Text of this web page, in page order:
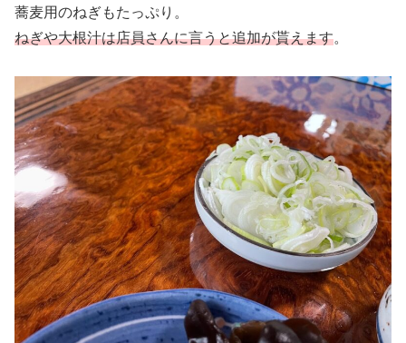
蕎麦用のねぎもたっぷり。
ねぎや大根汁は店員さんに言うと追加が貰えます。